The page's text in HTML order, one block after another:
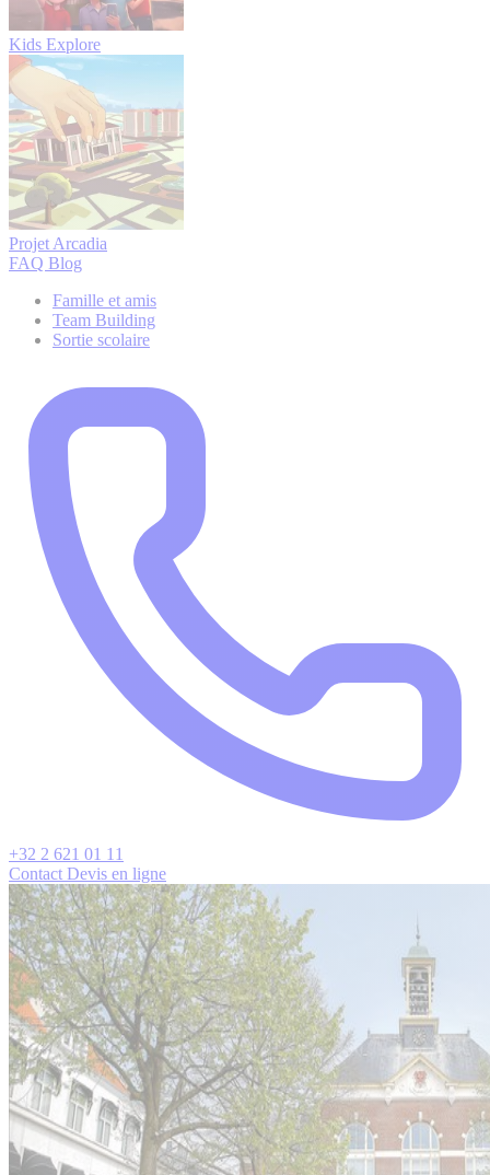
Kids Explore
Projet Arcadia
FAQ Blog
Famille et amis
Team Building
Sortie scolaire
+32 2 621 01 11
Contact Devis en ligne